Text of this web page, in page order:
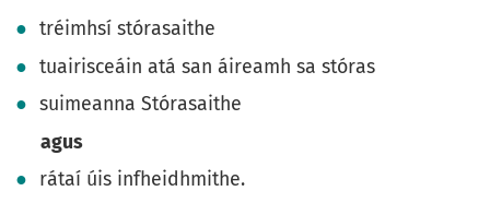
tréimhsí stórasaithe
tuairisceáin atá san áireamh sa stóras
suimeanna Stórasaithe
agus
rátaí úis infheidhmithe.